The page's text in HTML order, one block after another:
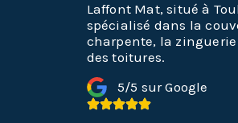
Laffont Mat, situé à
spécialisé dans la
charpente, la zinguerie
des toitures.
5/5 sur Google